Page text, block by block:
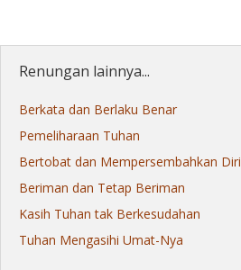
Renungan lainnya...
Berkata dan Berlaku Benar
Pemeliharaan Tuhan
Bertobat dan Mempersembahkan Diri
Beriman dan Tetap Beriman
Kasih Tuhan tak Berkesudahan
Tuhan Mengasihi Umat-Nya